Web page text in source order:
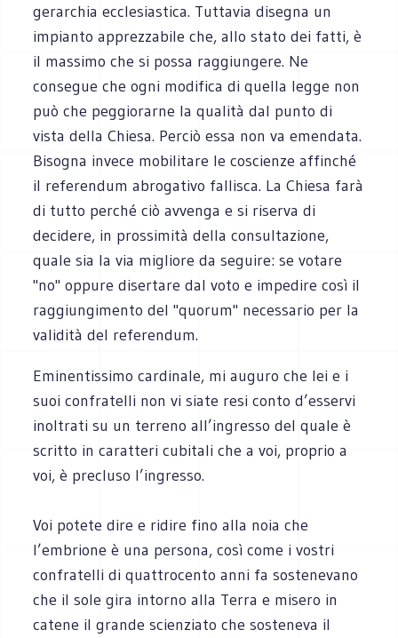
gerarchia ecclesiastica. Tuttavia disegna un
impianto apprezzabile che, allo stato dei fatti, è
il massimo che si possa raggiungere. Ne
consegue che ogni modifica di quella legge non
può che peggiorarne la qualità dal punto di
vista della Chiesa. Perciò essa non va emendata.
Bisogna invece mobilitare le coscienze affinché
il referendum abrogativo fallisca. La Chiesa farà
di tutto perché ciò avvenga e si riserva di
decidere, in prossimità della consultazione,
quale sia la via migliore da seguire: se votare
"no" oppure disertare dal voto e impedire così il
raggiungimento del "quorum" necessario per la
validità del referendum.
Eminentissimo cardinale, mi auguro che lei e i
suoi confratelli non vi siate resi conto d’esservi
inoltrati su un terreno all’ingresso del quale è
scritto in caratteri cubitali che a voi, proprio a
voi, è precluso l’ingresso.
Voi potete dire e ridire fino alla noia che
l’embrione è una persona, così come i vostri
confratelli di quattrocento anni fa sostenevano
che il sole gira intorno alla Terra e misero in
catene il grande scienziato che sosteneva il